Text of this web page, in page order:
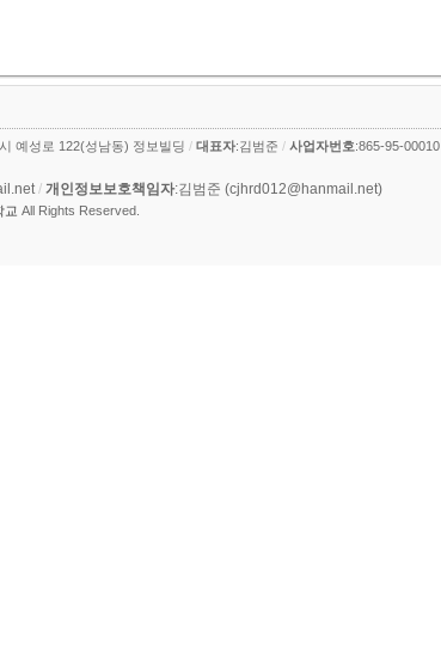
예성로 122(성남동) 정보빌딩 / 대표자:김범준 / 사업자번호:865-95-00010
/ 개인정보보호책임자:김범준 (cjhrd012@hanmail.net)
교 All Rights Reserved.